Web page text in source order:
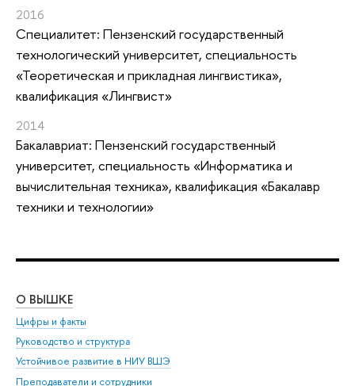
2016
Специалитет: Пензенский государственный
технологический университет, специальность
«Теоретическая и прикладная лингвистика»,
квалификация «Лингвист»
2014
Бакалавриат: Пензенский государственный
университет, специальность «Информатика и
вычислительная техника», квалификация «Бакалавр
техники и технологии»
О ВЫШКЕ
Цифры и факты
Руководство и структура
Устойчивое развитие в НИУ ВШЭ
Преподаватели и сотрудники